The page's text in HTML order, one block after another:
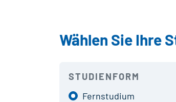
Wählen Sie Ihre
STUDIENFORM
Fernstudium